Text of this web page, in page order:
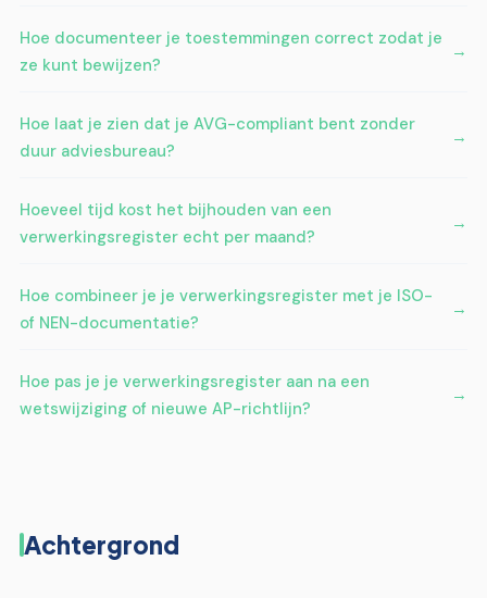
Hoe documenteer je toestemmingen correct zodat je
ze kunt bewijzen?
Hoe laat je zien dat je AVG-compliant bent zonder
duur adviesbureau?
Hoeveel tijd kost het bijhouden van een
verwerkingsregister echt per maand?
Hoe combineer je je verwerkingsregister met je ISO-
of NEN-documentatie?
Hoe pas je je verwerkingsregister aan na een
wetswijziging of nieuwe AP-richtlijn?
Achtergrond